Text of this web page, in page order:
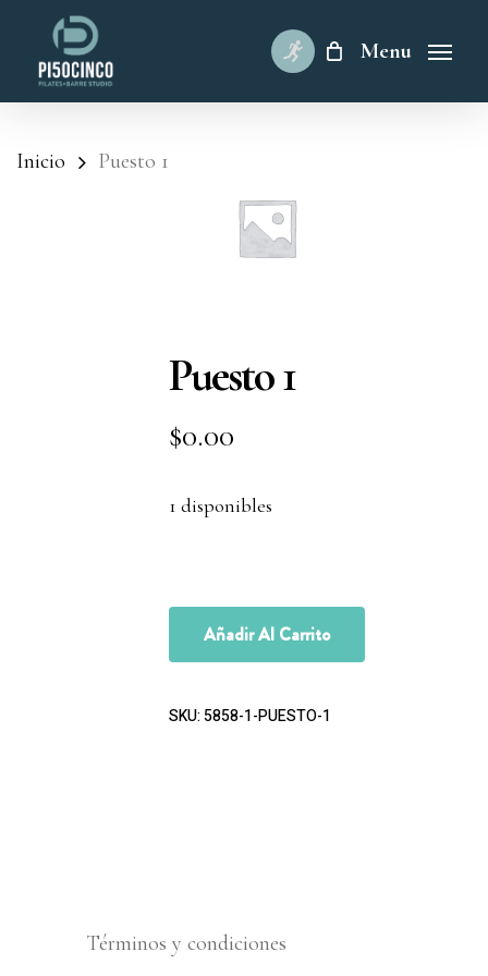
content
Menu
Inicio Puesto 1
Puesto 1
$0.00
1 disponibles
Añadir Al Carrito
SKU:5858-1-PUESTO-1
Términos y condiciones